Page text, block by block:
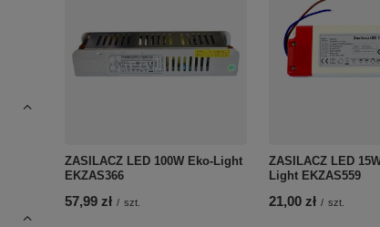
ZASILACZ LED 100W Eko-Light
EKZAS366
57,99 zł / szt.
ZASILACZ LED
Light EKZAS559
21,00 zł / szt.